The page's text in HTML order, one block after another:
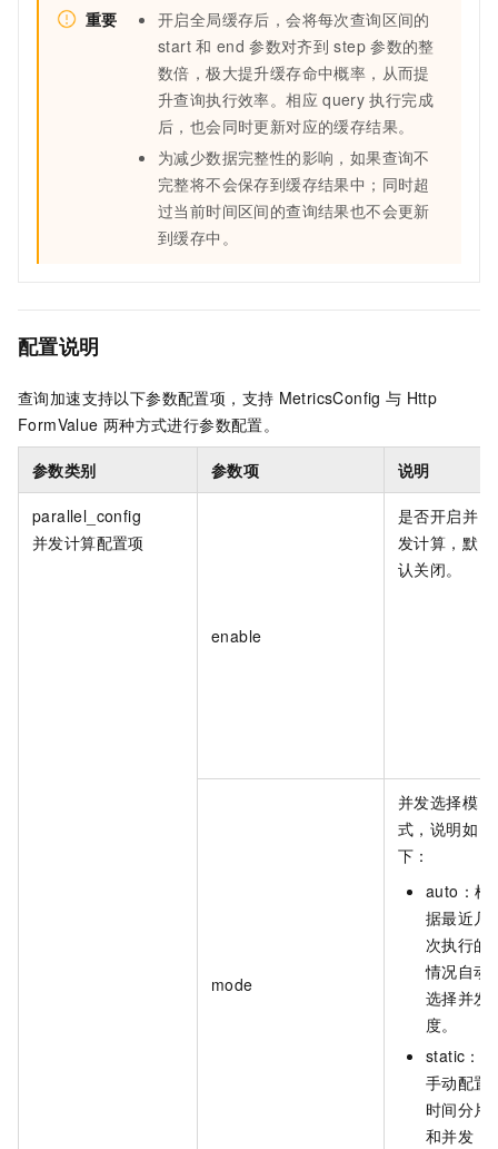
重要
开启全局缓存后，会将每次查询区间的
start 和 end 参数对齐到 step 参数的整
数倍，极大提升缓存命中概率，从而提
升查询执行效率。相应 query 执行完成
后，也会同时更新对应的缓存结果。
为减少数据完整性的影响，如果查询不
完整将不会保存到缓存结果中；同时超
过当前时间区间的查询结果也不会更新
到缓存中。
配置说明
查询加速支持以下参数配置项，支持 MetricsConfig 与 Http
FormValue 两种方式进行参数配置。
参数类别 参数项 说明
parallel_config
并发计算配置项
enable
是否开启并
发计算，默
认关闭。
mode
并发选择模
式，说明如
下：
auto：根
据最近几
次执行的
情况自动
选择并发
度。
static：
手动配置
时间分片
和并发